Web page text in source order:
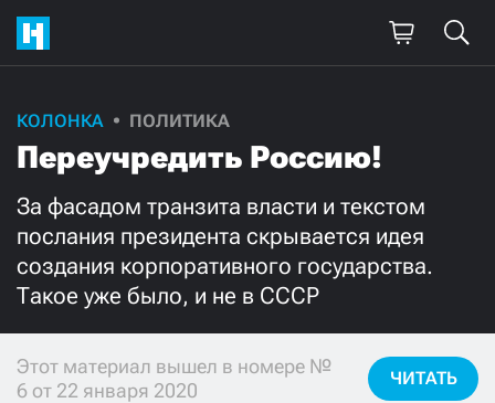
КОЛОНКА ПОЛИТИКА
Переучредить Россию!
За фасадом транзита власти и текстом
послания президента скрывается идея
создания корпоративного государства.
Такое уже было, и не в СССР
Этот материал вышел в номере №
6 от 22 января 2020
ЧИТАТЬ
Поддержите
нашу работу!
Ежемесячно Разово
3000 1000